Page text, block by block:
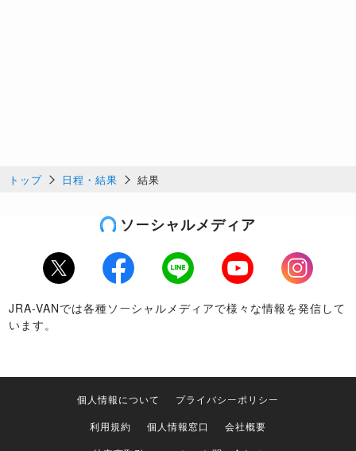
トップ 日程・結果 結果
ソーシャルメディア
Twitter Facebook LINE Youtube
Instagram
JRA-VANでは各種ソーシャルメディアで様々な情報を発信して
います。
個人情報について
プライバシーポリシー
利用規約
個人情報窓口
会社概要